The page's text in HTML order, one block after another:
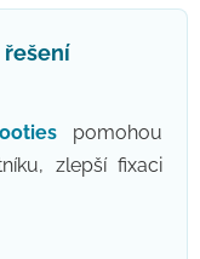
řešení
pomohou
zlepší fixaci